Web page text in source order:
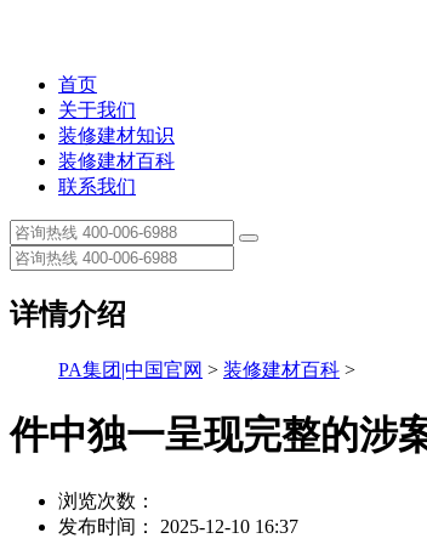
首页
关于我们
装修建材知识
装修建材百科
联系我们
详情介绍
PA集团|中国官网 > 装修建材百科 >
件中独一呈现完整的涉
浏览次数：
发布时间： 2025-12-10 16:37